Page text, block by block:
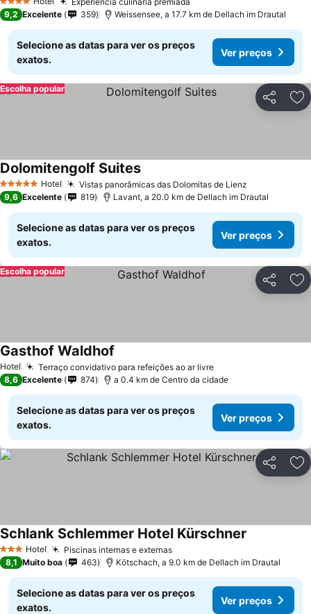
4 Estrelas
9,2 Excelente 359 Weissensee, a 17.7 km de Dellach im Drautal
Selecione as datas para ver os preços
exatos.
Ver preços
Partilhar
Escolha popular
5 Estrelas Hotel Vistas panorâmicas das Dolomitas de Lienz
Dolomitengolf Suites
9,6 Excelente 819 Lavant, a 20.0 km de Dellach im Drautal
Selecione as datas para ver os preços
exatos.
Ver preços
Partilhar
Escolha popular
Hotel Terraço convidativo para refeições ao ar livre
Gasthof Waldhof
8,6 Excelente 874 a 0.4 km de Centro da cidade
Selecione as datas para ver os preços
exatos.
Ver preços
Partilhar
3 EstrelasHotel Piscinas internas e externas
Schlank Schlemmer Hotel Kürschner
8,1 Muito boa 463 Kötschach, a 9.0 km de Dellach im Drautal
Selecione as datas para ver os preços
exatos.
Ver preços